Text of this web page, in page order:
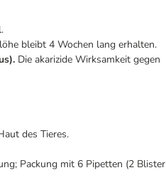
bleibt 4 Wochen lang erhalten.
Die akarizide Wirksamkeit gegen
des Tieres.
Packung mit 6 Pipetten (2 Blister